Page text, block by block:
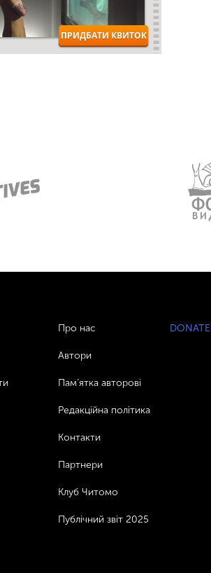
Про нас
Автори
Пам’ятка авторові
Редакційна політика
Контакти
Партнери
Клуб Читомо
Публічний звіт 2025
DONATE